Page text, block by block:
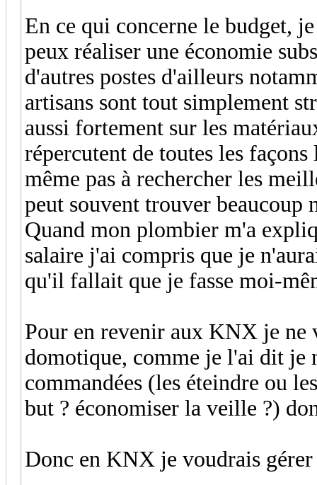
En ce qui concerne le budget,
peux réaliser une économie
d'autres postes d'ailleurs
artisans sont tout simplement
aussi fortement sur les
répercutent de toutes les
même pas à rechercher les
peut souvent trouver beaucoup
Quand mon plombier m'a
salaire j'ai compris que je
qu'il fallait que je fasse moi-
Pour en revenir aux KNX je ne
domotique, comme je l'ai dit je
commandées (les éteindre ou
but ? économiser la veille ?)
Donc en KNX je voudrais